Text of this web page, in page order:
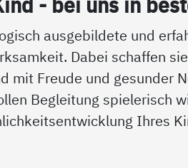
ausgebildete und
Dabei schaffen
mit Freude und gesunder
Begleitung spielerisch
Ihres